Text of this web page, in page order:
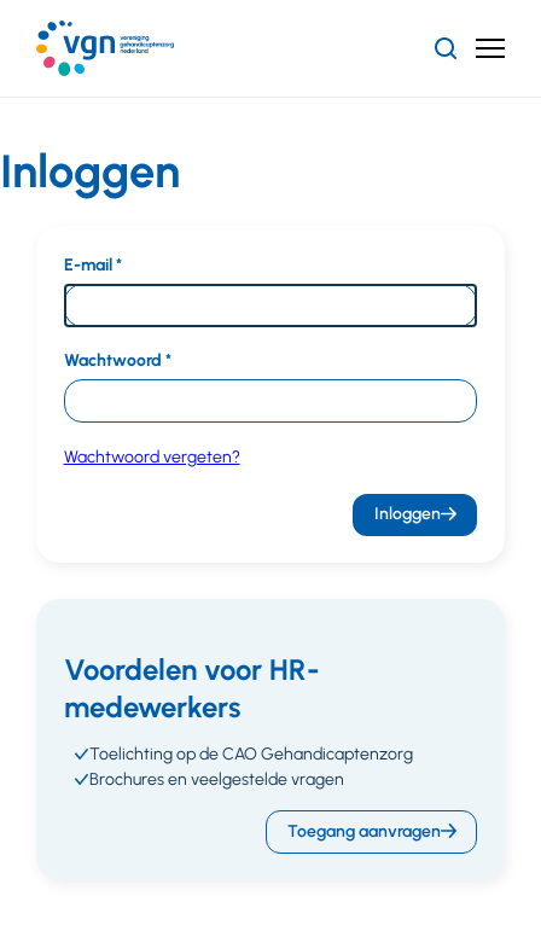
naar
hoofdinhoud
ZoekenMenu
Inloggen
E-mail
Wachtwoord
Wachtwoord vergeten?
Inloggen
Voordelen voor HR-
medewerkers
Toelichting op de CAO Gehandicaptenzorg
Brochures en veelgestelde vragen
Toegang aanvragen